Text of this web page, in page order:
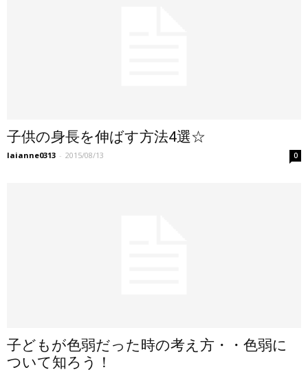
子供の身長を伸ばす方法4選☆
laianne0313 - 2015/08/13 0
子どもが色弱だった時の考え方・・色弱に
ついて知ろう！